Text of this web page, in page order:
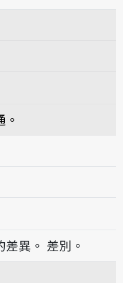
音讀tsing-tsha
異。 差別。